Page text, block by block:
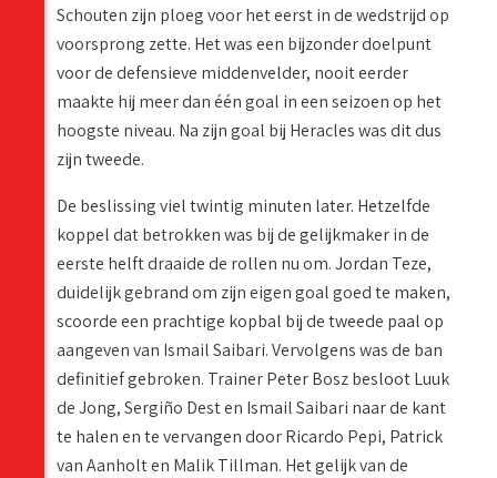
Schouten zijn ploeg voor het eerst in de wedstrijd op
voorsprong zette. Het was een bijzonder doelpunt
voor de defensieve middenvelder, nooit eerder
maakte hij meer dan één goal in een seizoen op het
hoogste niveau. Na zijn goal bij Heracles was dit dus
zijn tweede.
De beslissing viel twintig minuten later. Hetzelfde
koppel dat betrokken was bij de gelijkmaker in de
eerste helft draaide de rollen nu om. Jordan Teze,
duidelijk gebrand om zijn eigen goal goed te maken,
scoorde een prachtige kopbal bij de tweede paal op
aangeven van Ismail Saibari. Vervolgens was de ban
definitief gebroken. Trainer Peter Bosz besloot Luuk
de Jong, Sergiño Dest en Ismail Saibari naar de kant
te halen en te vervangen door Ricardo Pepi, Patrick
van Aanholt en Malik Tillman. Het gelijk van de